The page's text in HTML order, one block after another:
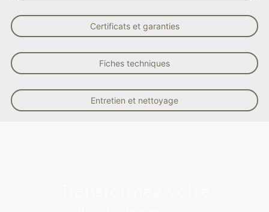
Certificats et garanties
Fiches techniques
Entretien et nettoyage